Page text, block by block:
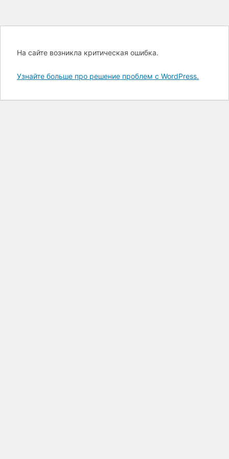
На сайте возникла критическая ошибка.
Узнайте больше про решение проблем с WordPress.